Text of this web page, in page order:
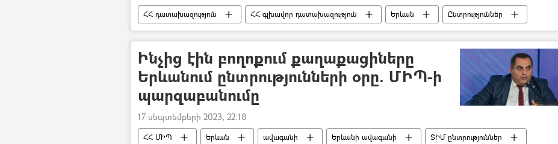
ՀՀ դատախազություն ՀՀ գլխավոր դատախազություն Երևան
Ընտրություններ
ՏԻՄ ընտրություններ
Երևանի ավագանու ընտրություններ
Ինչից էին բողոքում քաղաքացիները
Երևանում ընտրությունների օրը. ՄԻՊ-ի
պարզաբանումը
17 սեպտեմբերի 2023, 22:18
ՀՀ ՄԻՊ Երևան ավագանի Երևանի ավագանի
ՏԻՄ ընտրություններ